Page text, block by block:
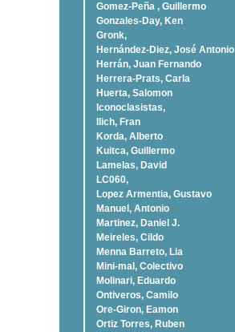
Gomez-Peña , Guillermo
Gonzales-Day, Ken
Gronk,
Hernández-Diez, José Antonio
Herrán, Juan Fernando
Herrera-Prats, Carla
Huerta, Salomon
Iconoclasistas,
Ilich, Fran
Korda, Alberto
Kuitca, Guillermo
Lamelas, David
LC060,
Lopez Armentia, Gustavo
Manuel, Antonio
Martinez, Daniel J.
Meireles, Cildo
Menna Barreto, Lia
Mini-mal, Colectivo
Molinari, Eduardo
Ontiveros, Camilo
Ore-Giron, Eamon
Ortiz Torres, Ruben